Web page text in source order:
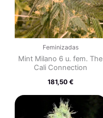
Feminizadas
Mint Milano 6 u. fem. The
Cali Connection
181,50€